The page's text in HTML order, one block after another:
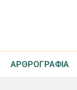
ΑΡΘΡΟΓΡΑΦΊΑ